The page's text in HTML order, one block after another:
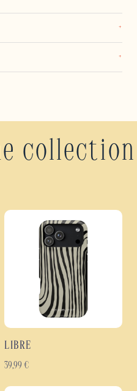
collection
LIBRE
39,99 €